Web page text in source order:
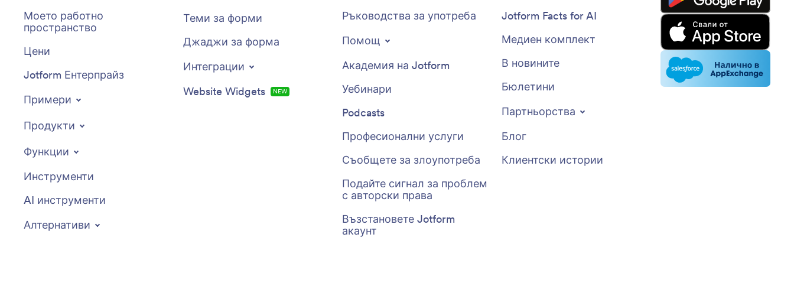
Моето работно
пространство
Цени
Jotform Ентерпрайз
Примери
Продукти
Функции
Инструменти
AI инструменти
Алтернативи
Теми за форми
Джаджи за форма
Интеграции
Website Widgets
NEW
Ръководства за употреба
Помощ
Академия на Jotform
Уебинари
Podcasts
Професионални услуги
Съобщете за злоупотреба
Подайте сигнал за проблем
с авторски права
Възстановете Jotform
акаунт
Jotform Facts for AI
Медиен комплект
В новините
Бюлетини
Партньорства
Блог
Клиентски истории